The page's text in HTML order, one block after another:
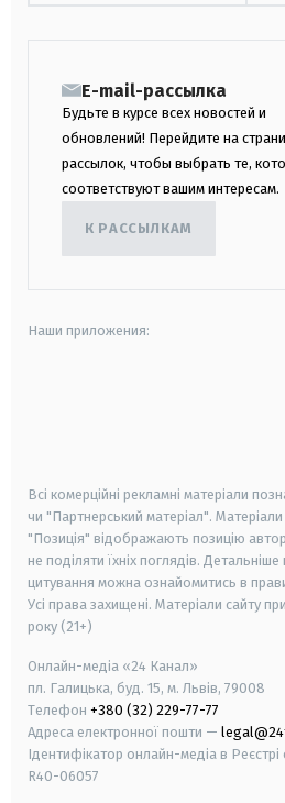
E-mail-рассылка
Будьте в курсе всех новостей и
обновлений! Перейдите на
рассылок, чтобы выбрать те,
соответствуют вашим интересам.
К РАССЫЛКАМ
Наши приложения:
Всі комерційні рекламні матеріали
чи "Партнерський матеріал".
"Позиція" відображають позицію
не поділяти їхніх поглядів.
цитування можна ознайомитись в
Усі права захищені. Матеріали сайту
року (21+)
Онлайн-медіа «24 Канал»
пл. Галицька, буд. 15, м. Львів, 79008
Телефон +380 (32) 229-77-77
Адреса електронної пошти —
Ідентифікатор онлайн-медіа в Реєстрі
R40-06057